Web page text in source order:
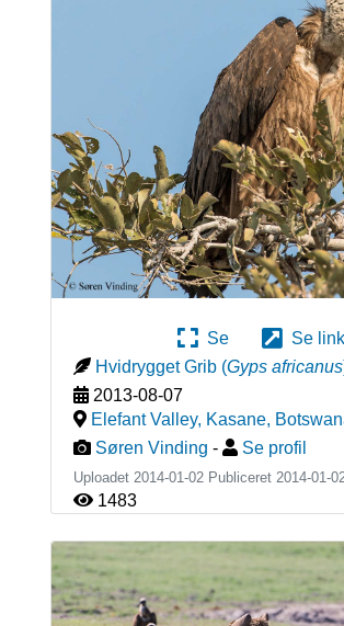
Se
Se
Hvidrygget Grib (Gyps africanus
2013-08-07
Elefant Valley, Kasane,
Søren Vinding - Se profil
Uploadet 2014-01-02 Publiceret 2014-01-
1483